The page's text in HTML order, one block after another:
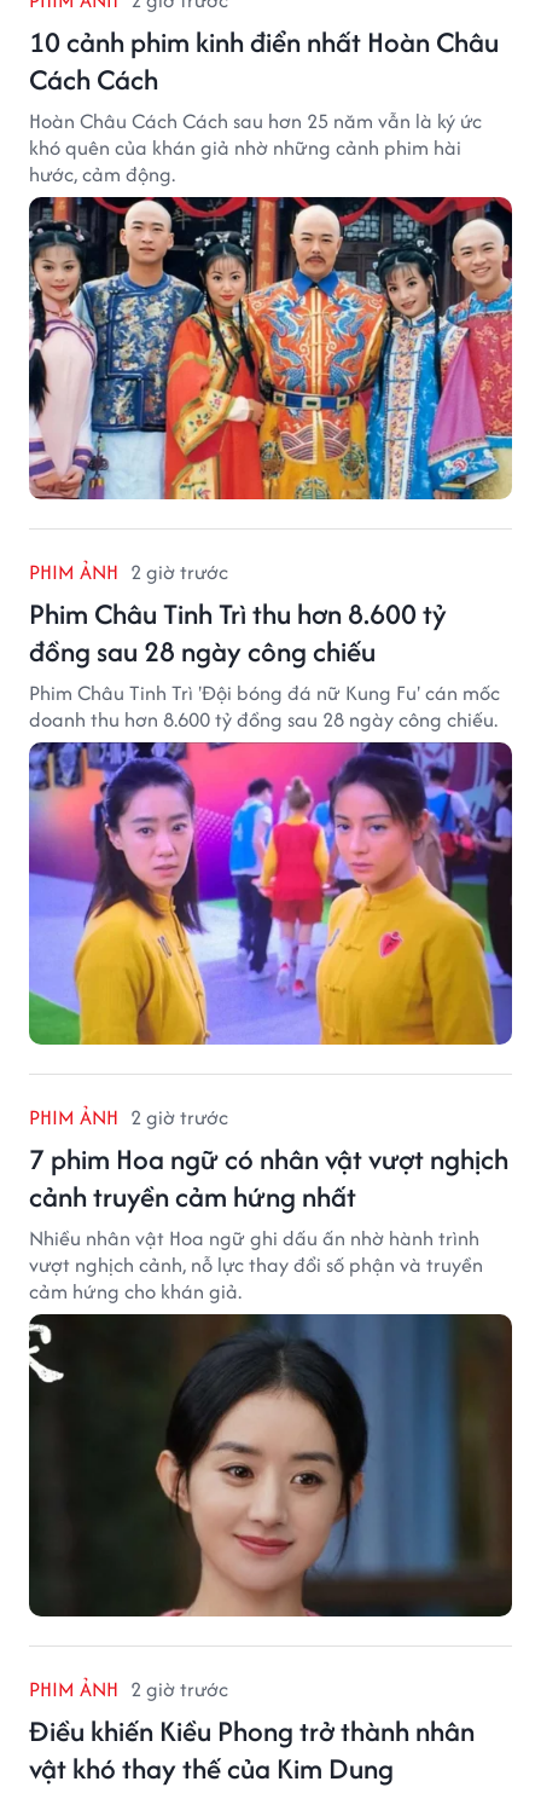
10 cảnh phim kinh điển nhất Hoàn Châu
Cách Cách
Hoàn Châu Cách Cách sau hơn 25 năm vẫn là ký ức
khó quên của khán giả nhờ những cảnh phim hài
hước, cảm động.
PHIM ẢNH 2 giờ trước
Phim Châu Tinh Trì thu hơn 8.600 tỷ
đồng sau 28 ngày công chiếu
Phim Châu Tinh Trì 'Đội bóng đá nữ Kung Fu' cán mốc
doanh thu hơn 8.600 tỷ đồng sau 28 ngày công chiếu.
PHIM ẢNH 2 giờ trước
7 phim Hoa ngữ có nhân vật vượt nghịch
cảnh truyền cảm hứng nhất
Nhiều nhân vật Hoa ngữ ghi dấu ấn nhờ hành trình
vượt nghịch cảnh, nỗ lực thay đổi số phận và truyền
cảm hứng cho khán giả.
PHIM ẢNH 2 giờ trước
Điều khiến Kiều Phong trở thành nhân
vật khó thay thế của Kim Dung